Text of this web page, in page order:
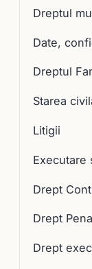
Dreptul
Date,
Dreptul
Starea
Litigii
Executare
Drept
Drept
Drept